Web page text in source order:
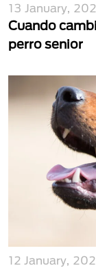
13 January,
Cuando
perro senior
12 January,